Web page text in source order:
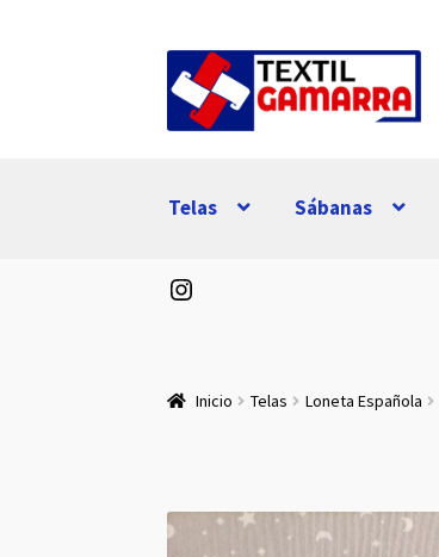
a
al
contenido
Telas Sábanas
Instagram
Inicio Telas Loneta Española